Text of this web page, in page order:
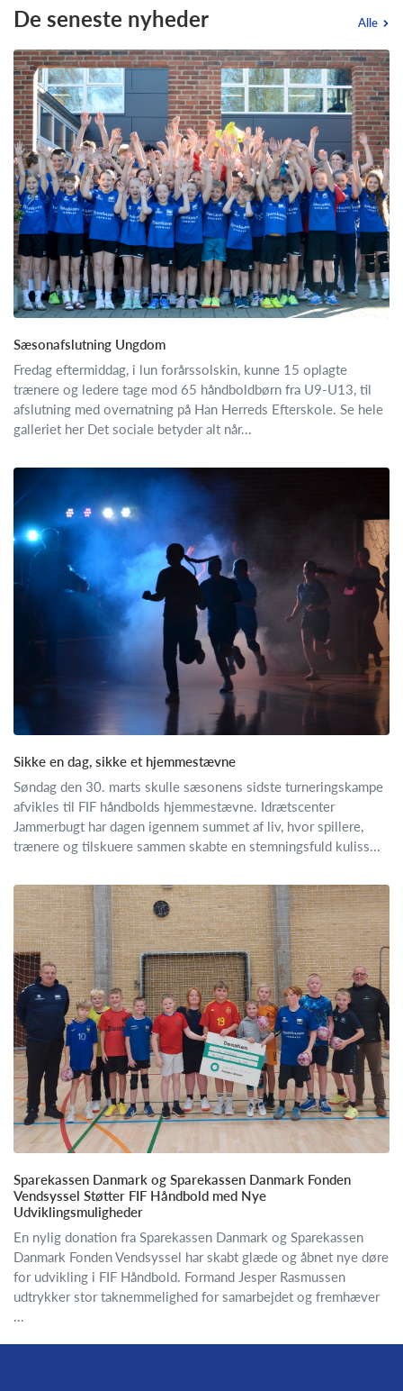
De seneste nyheder Alle
Sæsonafslutning Ungdom
Fredag eftermiddag, i lun forårssolskin, kunne 15 oplagte
trænere og ledere tage mod 65 håndboldbørn fra U9-U13, til
afslutning med overnatning på Han Herreds Efterskole. Se hele
galleriet her Det sociale betyder alt når...
Sikke en dag, sikke et hjemmestævne
Søndag den 30. marts skulle sæsonens sidste turneringskampe
afvikles til FIF håndbolds hjemmestævne. Idrætscenter
Jammerbugt har dagen igennem summet af liv, hvor spillere,
trænere og tilskuere sammen skabte en stemningsfuld kuliss...
Sparekassen Danmark og Sparekassen Danmark Fonden
Vendsyssel Støtter FIF Håndbold med Nye
Udviklingsmuligheder
En nylig donation fra Sparekassen Danmark og Sparekassen
Danmark Fonden Vendsyssel har skabt glæde og åbnet nye døre
for udvikling i FIF Håndbold. Formand Jesper Rasmussen
udtrykker stor taknemmelighed for samarbejdet og fremhæver
...